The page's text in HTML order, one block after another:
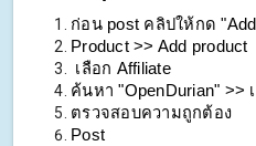
ก่อน post คลิปให้กด
Product >> Add product
เลือก Affiliate
ค้นหา "OpenDurian" >>
ตรวจสอบความถูกต้อง
Post